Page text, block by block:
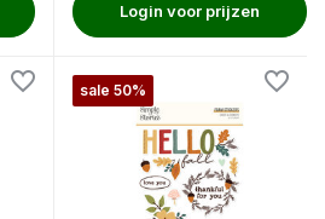
Login voor prijzen
sale 50%